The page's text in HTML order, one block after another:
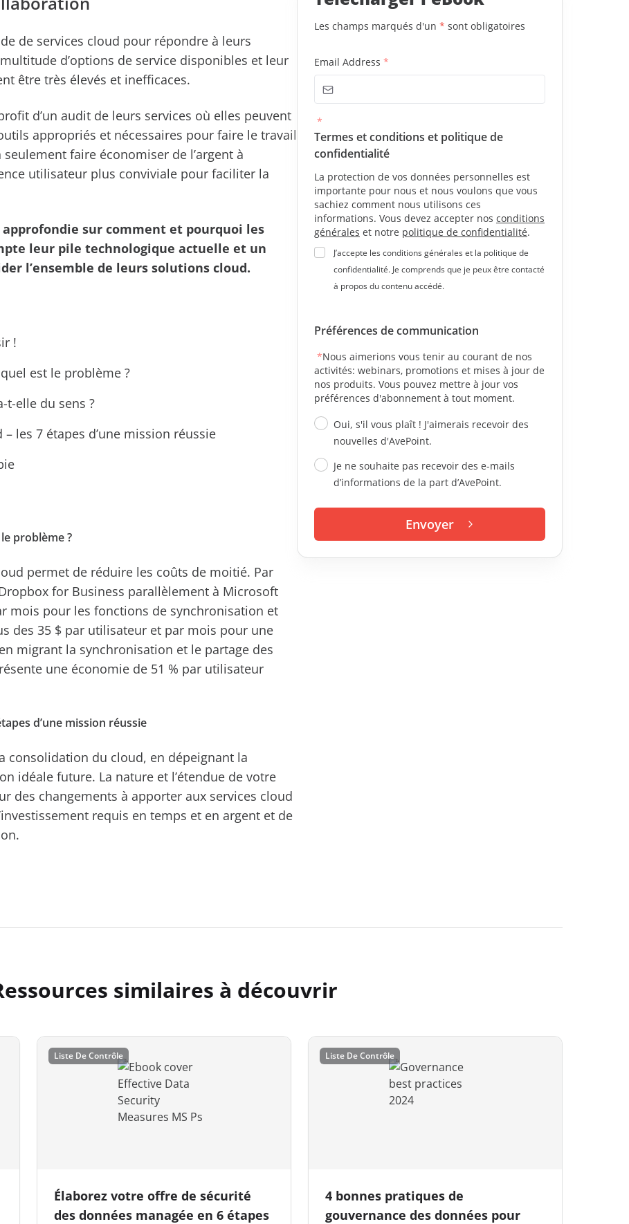
de services cloud pour répondre à leurs
d’options de service disponibles et leur
être très élevés et inefficaces.
d’un audit de leurs services où elles peuvent
appropriés et nécessaires pour faire le travail
faire économiser de l’argent à
utilisateur plus conviviale pour faciliter la
sur comment et pourquoi les
leur pile technologique actuelle et un
l’ensemble de leurs solutions cloud.
!
est le problème ?
t-elle du sens ?
les 7 étapes d’une mission réussie
problème ?
permet de réduire les coûts de moitié. Par
for Business parallèlement à Microsoft
mois pour les fonctions de synchronisation et
des 35 $ par utilisateur et par mois pour une
migrant la synchronisation et le partage des
une économie de 51 % par utilisateur
d’une mission réussie
consolidation du cloud, en dépeignant la
idéale future. La nature et l’étendue de votre
des changements à apporter aux services cloud
requis en temps et en argent et de
Les champs marqués d'un * sont obligatoires
*
Email Address
*
Termes et conditions et politique de
confidentialité
La protection de vos données personnelles est
importante pour nous et nous voulons que vous
sachiez comment nous utilisons ces
informations. Vous devez accepter nos conditions
générales et notre politique de confidentialité.
J’accepte les conditions générales et la politique de
confidentialité. Je comprends que je peux être contacté
à propos du contenu accédé.
Préférences de communication
*Nous aimerions vous tenir au courant de nos
activités: webinars, promotions et mises à jour de
nos produits. Vous pouvez mettre à jour vos
préférences d'abonnement à tout moment.
Oui, s'il vous plaît ! J'aimerais recevoir des
nouvelles d'AvePoint.
Je ne souhaite pas recevoir des e-mails
d’informations de la part d’AvePoint.
Envoyer
similaires à découvrir
Liste De Contrôle
Élaborez votre offre de sécurité
des données managée en 6 étapes
Liste De Contrôle
4 bonnes pratiques de
gouvernance des données pour